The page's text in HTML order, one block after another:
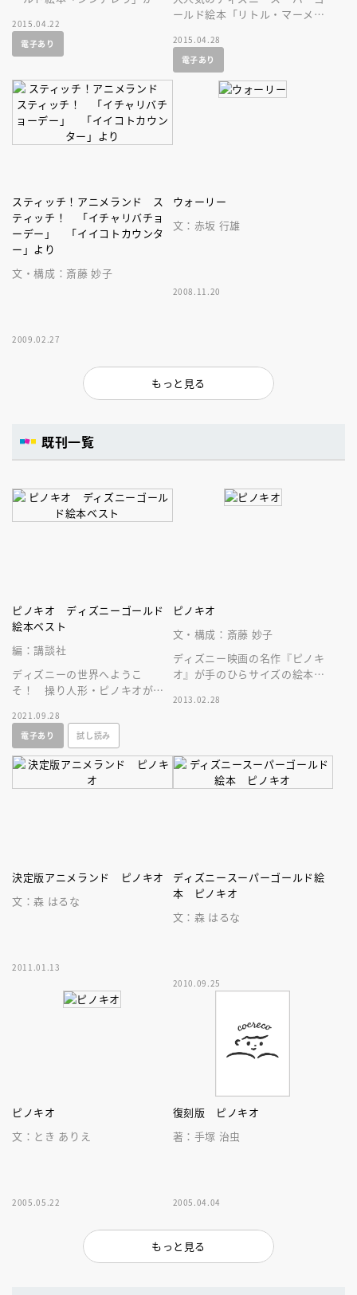
す！
2015.04.22
電子あり
ールド絵本「リトル・マーメイ
なって登場です！ 名作を持ち
歩こう！
2015.04.28
電子あり
スティッチ！アニメランド ス
ティッチ！ 「イチャリバチョ
ーデー」 「イイコトカウンタ
ー」より
文・構成：斎藤 妙子
2009.02.27
ウォーリー
文：赤坂 行雄
2008.11.20
もっと見る
既刊一覧
ピノキオ ディズニーゴールド
絵本ベスト
編：講談社
ディズニーの世界へようこ
そ！ 操り人形・ピノキオが
かなえる物語。お子さまとの大
切な時間に。
2021.09.28
電子あり
試し読み
ピノキオ
文・構成：斎藤 妙子
ディズニー映画の名作『ピノキ
オ』が手のひらサイズの絵本で
険は心配ばかりでハラハラドキ
2013.02.28
決定版アニメランド ピノキオ
文：森 はるな
2011.01.13
ディズニースーパーゴールド絵
本 ピノキオ
文：森 はるな
2010.09.25
ピノキオ
文：とき ありえ
2005.05.22
復刻版 ピノキオ
著：手塚 治虫
2005.04.04
もっと見る